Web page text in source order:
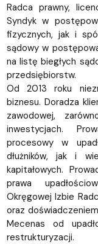
Radca prawny,
Syndyk w
fizycznych, jak i
sądowy w
na listę biegłych
przedsiębiorstw.
Od 2013 roku
biznesu. Doradza
zawodowej,
inwestycjach.
procesowy w
dłużników, jak i
kapitałowych.
prawa
Okręgowej Izbie
oraz
Mecenas od
restrukturyzacji.